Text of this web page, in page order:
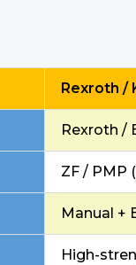
Rexroth /
Rexroth /
ZF / PMP
Manual +
High-